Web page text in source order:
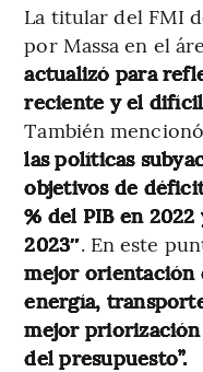
La titular del FMI
por Massa en el
actualizó para
reciente y el
También
las políticas
objetivos de
% del PIB en 2022
2023″. En este
mejor orientación
energía,
mejor
del presupuesto”.